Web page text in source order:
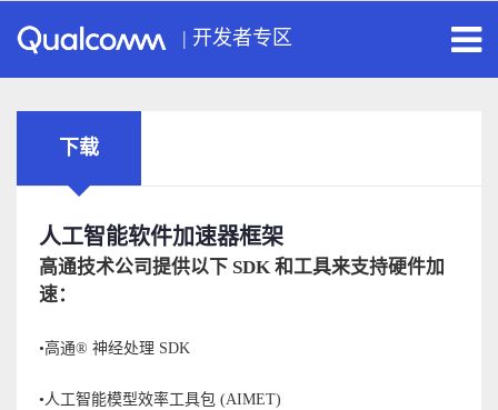
| 开发者专区
下载
人工智能软件加速器框架
高通技术公司提供以下 SDK 和工具来支持硬件加
速：
•高通® 神经处理 SDK
•人工智能模型效率工具包 (AIMET)